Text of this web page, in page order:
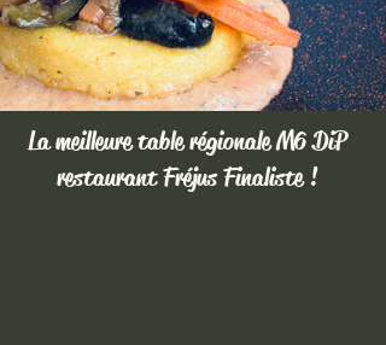
La meilleure table régionale M6 DiP
restaurant Fréjus Finaliste !